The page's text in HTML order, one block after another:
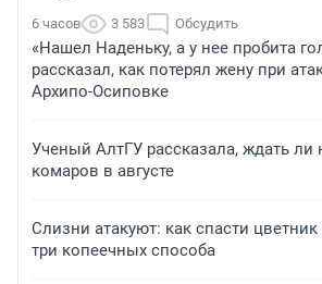
6 часов 3 583 Обсудить
«Нашел Наденьку, а у нее пробита
рассказал, как потерял жену при
Архипо-Осиповке
Ученый АлтГУ рассказала, ждать ли
комаров в августе
Слизни атакуют: как спасти
три копеечных способа